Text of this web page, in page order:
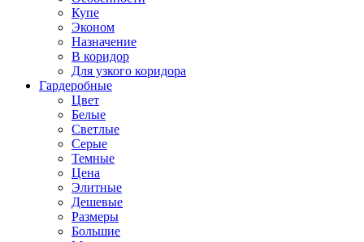
Купе
Эконом
Назначение
В коридор
Для узкого коридора
Гардеробные
Цвет
Белые
Светлые
Серые
Темные
Цена
Элитные
Дешевые
Размеры
Большие